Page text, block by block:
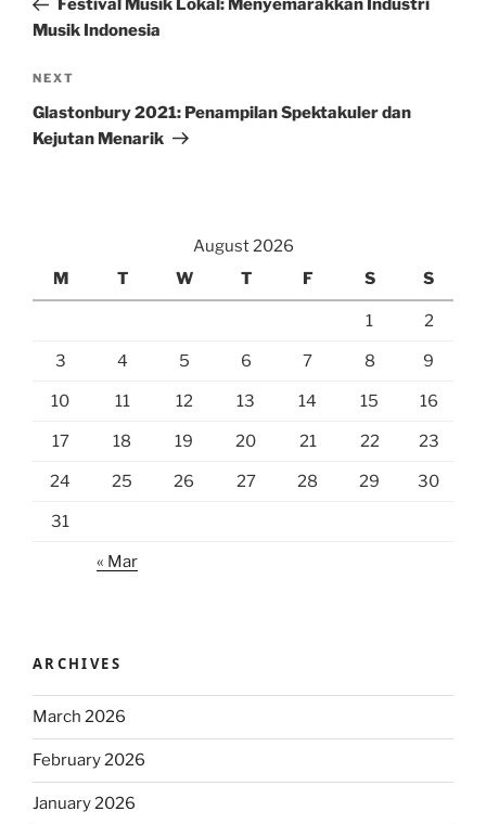
Festival Musik Lokal: Menyemarakkan Industri
Musik Indonesia
Next
Post
NEXT
Glastonbury 2021: Penampilan Spektakuler dan
Kejutan Menarik
August 2026
M
T W T F S S
1 2
3 4 5 6 7 8 9
10 11 12 13 14 15 16
17 18 19 20 21 22 23
24 25 26 27 28 29 30
31
« Mar
ARCHIVES
March 2026
February 2026
January 2026